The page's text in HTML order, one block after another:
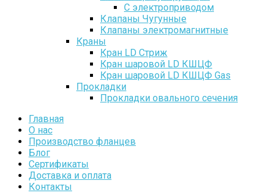
С электроприводом
Клапаны Чугунные
Клапаны электромагнитные
Краны
Кран LD Стриж
Кран шаровой LD КШЦФ
Кран шаровой LD КШЦФ Gas
Прокладки
Прокладки овального сечения
Главная
О нас
Производство фланцев
Блог
Сертификаты
Доставка и оплата
Контакты